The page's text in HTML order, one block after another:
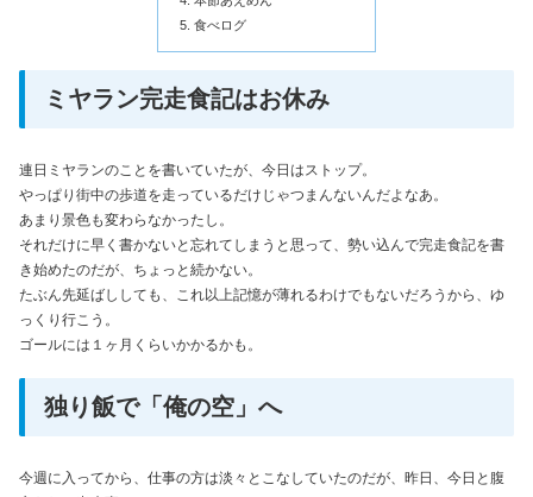
食べログ
ミヤラン完走食記はお休み
連日ミヤランのことを書いていたが、今日はストップ。
やっぱり街中の歩道を走っているだけじゃつまんないんだよなあ。
あまり景色も変わらなかったし。
それだけに早く書かないと忘れてしまうと思って、勢い込んで完走食記を書
き始めたのだが、ちょっと続かない。
たぶん先延ばししても、これ以上記憶が薄れるわけでもないだろうから、ゆ
っくり行こう。
ゴールには１ヶ月くらいかかるかも。
独り飯で「俺の空」へ
今週に入ってから、仕事の方は淡々とこなしていたのだが、昨日、今日と腹